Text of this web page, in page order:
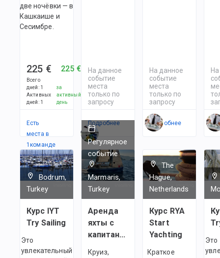
две ночёвки — в
Кашкаише и
Сесимбре.
225 €
Всего
дней: 1
Активных
дней: 1
225 €
за
активный
день
Есть
места в
1командe
На данное
событие
места
только по
запросу
Подробнее
На данное
событие
места
только по
запросу
Подробнее
Bodrum,
Turkey
Курс IYT
Try Sailing
Это
увлекательный
Регулярное
событие
Marmaris,
Turkey
Аренда
яхты с
капитаном
Круиз,
The
Hague,
Netherlands
Курс RYA
Start
Yachting
Краткое
Это